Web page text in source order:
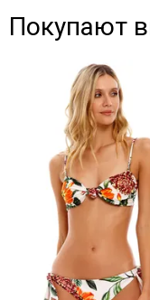
Покупают